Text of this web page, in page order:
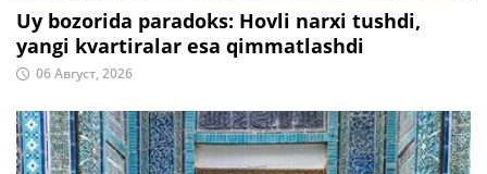
Uy bozorida paradoks: Hovli narxi tushdi,
yangi kvartiralar esa qimmatlashdi
06 Август, 2026